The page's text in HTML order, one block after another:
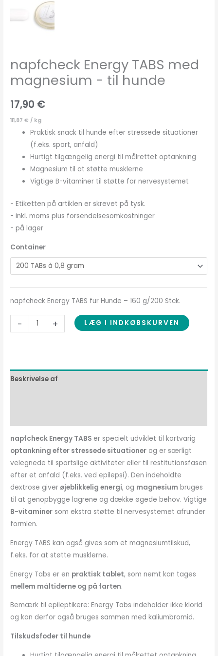
napfcheck Energy TABS med
magnesium - til hunde
17,90 €
111,87€ / kg
Praktisk snack til hunde efter stressede situationer
(f.eks. sport, anfald)
Hurtigt tilgængelig energi til målrettet optankning
Magnesium til at støtte musklerne
Vigtige B-vitaminer til støtte for nervesystemet
- Etiketten på artiklen er skrevet på tysk.
- inkl. moms plus forsendelsesomkostninger
- på lager
Container
napfcheck Energy TABS für Hunde – 160 g/200 Stck.
- + LÆG I INDKØBSKURVEN
Beskrivelse af
napfcheck Energy TABS er specielt udviklet til kortvarig
optankning efter stressede situationer og er særligt
velegnede til sportslige aktiviteter eller til restitutionsfasen
efter et anfald (f.eks. ved epilepsi). Den indeholdte
dextrose giver øjeblikkelig energi, og magnesium bruges
til at genopbygge lagrene og dække øgede behov. Vigtige
B-vitaminer som ekstra støtte til nervesystemet afrunder
formlen.
Energy TABS kan også gives som et magnesiumtilskud,
f.eks. for at støtte musklerne.
Energy Tabs er en praktisk tablet, som nemt kan tages
mellem måltiderne og på farten.
Bemærk til epileptikere: Energy Tabs indeholder ikke klorid
og kan derfor også bruges sammen med kaliumbromid.
Tilskudsfoder til hunde